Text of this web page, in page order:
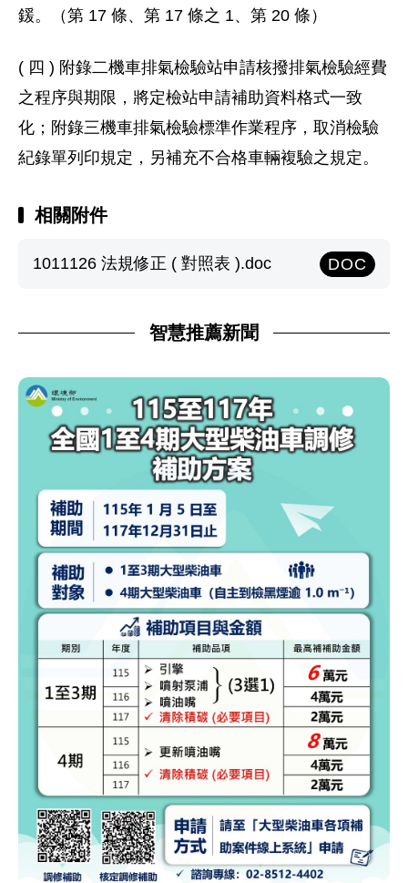
鍰。（第 17 條、第 17 條之 1、第 20 條）
( 四 ) 附錄二機車排氣檢驗站申請核撥排氣檢驗經費
之程序與期限，將定檢站申請補助資料格式一致
化；附錄三機車排氣檢驗標準作業程序，取消檢驗
紀錄單列印規定，另補充不合格車輛複驗之規定。
相關附件
1011126 法規修正 ( 對照表 ).doc DOC
智慧推薦新聞